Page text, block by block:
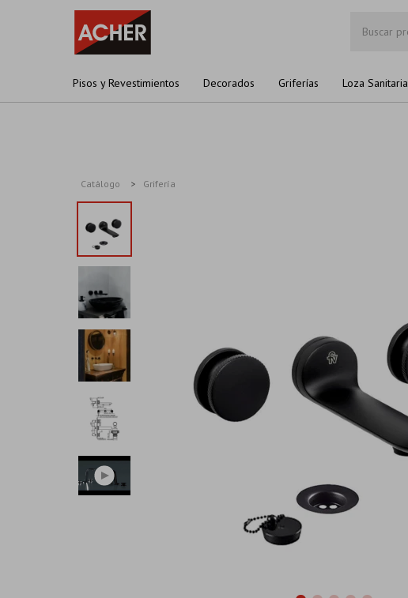
Pisos y Revestimientos Decorados Griferías Loza Sanitaria
Catálogo Grifería